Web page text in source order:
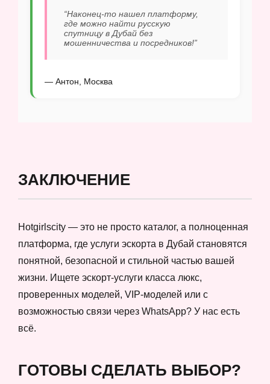
“Наконец-то нашел платформу,
где можно найти русскую
спутницу в Дубай без
мошенничества и посредников!”
— Антон, Москва
ЗАКЛЮЧЕНИЕ
Hotgirlscity — это не просто каталог, а полноценная
платформа, где услуги эскорта в Дубай становятся
понятной, безопасной и стильной частью вашей
жизни. Ищете эскорт-услуги класса люкс,
проверенных моделей, VIP-моделей или с
возможностью связи через WhatsApp? У нас есть
всё.
ГОТОВЫ СДЕЛАТЬ ВЫБОР?